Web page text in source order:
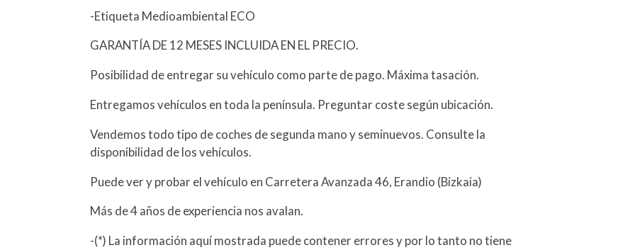
-Etiqueta Medioambiental ECO
GARANTÍA DE 12 MESES INCLUIDA EN EL PRECIO.
Posibilidad de entregar su vehículo como parte de pago. Máxima tasación.
Entregamos vehículos en toda la península. Preguntar coste según ubicación.
Vendemos todo tipo de coches de segunda mano y seminuevos. Consulte la
disponibilidad de los vehículos.
Puede ver y probar el vehículo en Carretera Avanzada 46, Erandio (Bizkaia)
Más de 4 años de experiencia nos avalan.
-(*) La información aquí mostrada puede contener errores y por lo tanto no tiene